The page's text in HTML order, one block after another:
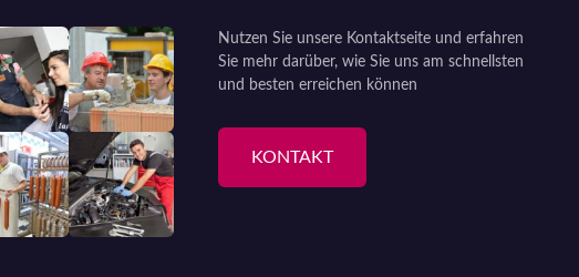
Nutzen Sie unsere Kontaktseite und erfahren
Sie mehr darüber, wie Sie uns am schnellsten
und besten erreichen können
KONTAKT